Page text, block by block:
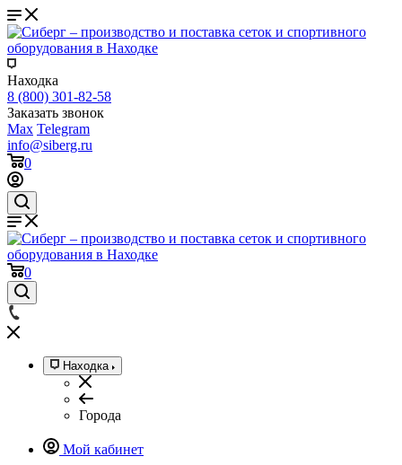
Находка
8 (800) 301-82-58
Заказать звонок
Max Telegram
info@siberg.ru
0
0
Находка
Города
Мой кабинет